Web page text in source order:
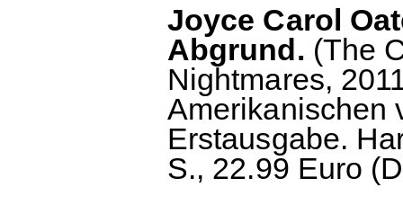
Joyce Carol
Abgrund. (The
Nightmares,
Amerikanischen
Erstausgabe.
S., 22.99 Euro